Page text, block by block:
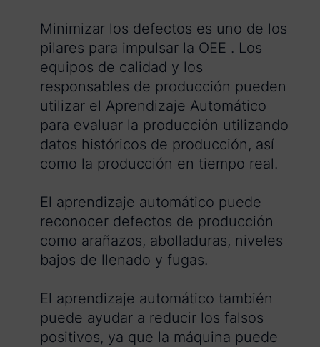
Minimizar los defectos es uno de los
pilares para impulsar la OEE . Los
equipos de calidad y los
responsables de producción pueden
utilizar el Aprendizaje Automático
para evaluar la producción utilizando
datos históricos de producción, así
como la producción en tiempo real.
El aprendizaje automático puede
reconocer defectos de producción
como arañazos, abolladuras, niveles
bajos de llenado y fugas.
El aprendizaje automático también
puede ayudar a reducir los falsos
positivos, ya que la máquina puede